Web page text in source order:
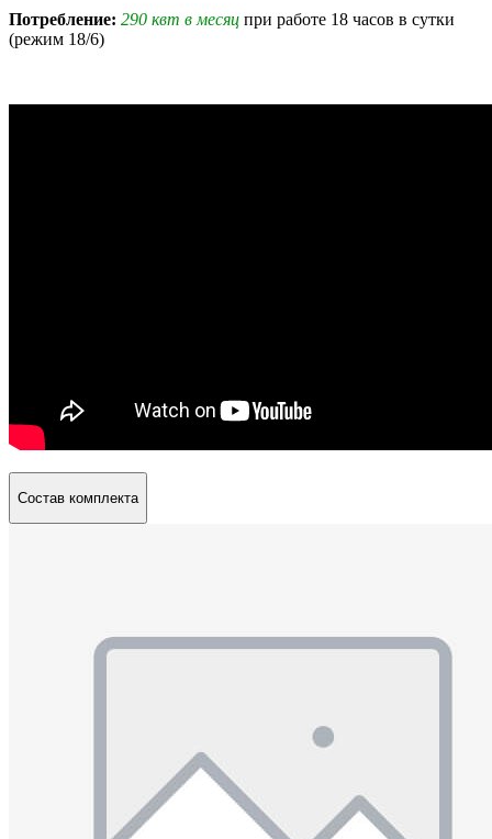
Потребление: 290 квт в месяц при работе 18 часов в сутки
(режим 18/6)
Состав комплекта